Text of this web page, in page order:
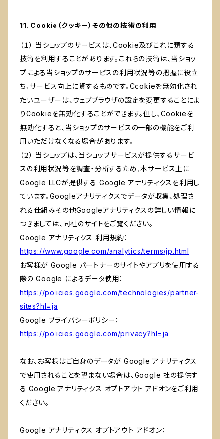
11. Cookie（クッキー）その他の技術の利用
（１） 当ショップのサービスは、Cookie及びこれに類する
技術を利用することがあります。これらの技術は、当ショッ
プによる当ショップのサービスの利用状況等の把握に役立
ち、サービス向上に資するものです。Cookieを無効化され
たいユーザーは、ウェブブラウザの設定を変更することによ
りCookieを無効化することができます。但し、Cookieを
無効化すると、当ショップのサービスの一部の機能をご利
用いただけなくなる場合があります。
（２） 当ショップは、当ショップサービスが提供するサービ
スの利用状況等を調査・分析するため、本サービス上に
Google LLCが提供する Google アナリティクスを利用し
ています。Googleアナリティクスでデータが収集、処理さ
れる仕組みその他Googleアナリティクスの詳しい情報に
つきましては、同社のサイトをご覧ください。
Google アナリティクス 利用規約：
https://www.google.com/analytics/terms/jp.html
お客様が Google パートナーのサイトやアプリを使用する
際の Google によるデータ使用：
https://policies.google.com/technologies/partner-
sites?hl=ja
Google プライバシーポリシー：
https://policies.google.com/privacy?hl=ja
なお、お客様はご自身のデータが Google アナリティクス
で使用されることを望まない場合は、Google 社の提供す
る Google アナリティクス オプトアウト アドオンをご利用
ください。
Google アナリティクス オプトアウト アドオン：